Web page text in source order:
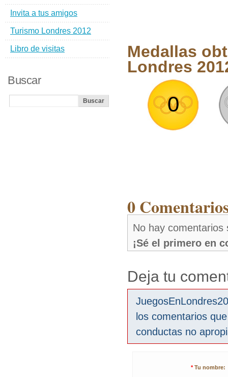
Medallas
Londres
0
0
No hay comentarios
¡Sé el primero en
Deja tu
los comentarios
conductas no
* Tu nombre:
Invita a tus amigos
Turismo Londres 2012
Libro de visitas
Buscar